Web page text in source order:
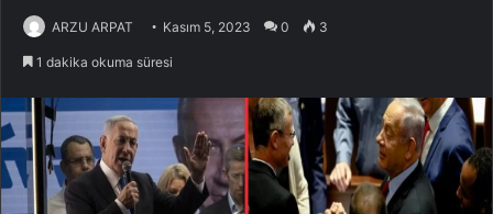
ARZU ARPAT Kasım 5, 2023 0 3
1 dakika okuma süresi